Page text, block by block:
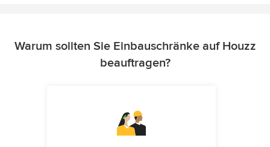
Warum sollten Sie Einbauschränke auf Houzz
beauftragen?